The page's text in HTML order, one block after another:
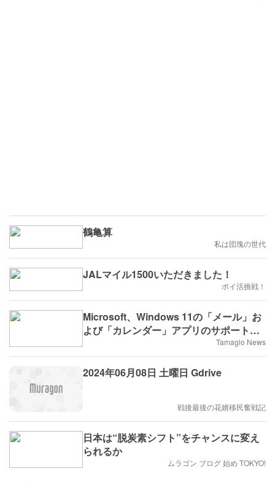
鶴亀算
私は団塊の世代
JALマイル1500いただきました！
ポイ活挑戦！
Microsoft、Windows 11の「メール」お
よび「カレンダー」アプリのサポートを
Tamaglo News
2024年06月08日 土曜日 Gdrive
戦後最後の花婿移民奮戦記
日本は“脱炭素シフト”をチャンスに変え
られるか
ムラゴン ブログ 始め TOKYO!